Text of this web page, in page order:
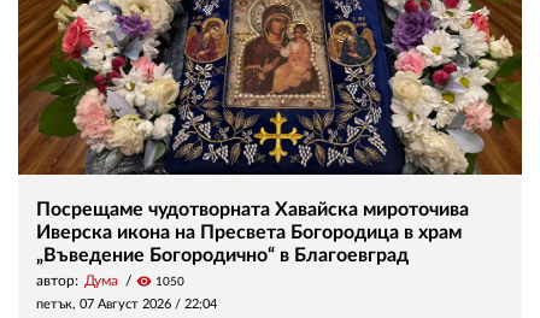
Посрещаме чудотворната Хавайска мироточива
Иверска икона на Пресвета Богородица в храм
„Въведение Богородично“ в Благоевград
автор: Дума visibility 1050
петък, 07 Август 2026 / 22:04